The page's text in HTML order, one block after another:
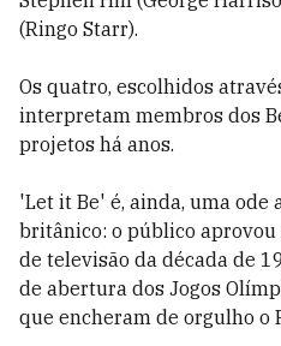
(Ringo Starr).
Os quatro, escolhidos
interpretam membros dos
projetos há anos.
'Let it Be' é, ainda, uma ode
britânico: o público
de televisão da década de
de abertura dos Jogos
que encheram de orgulho o